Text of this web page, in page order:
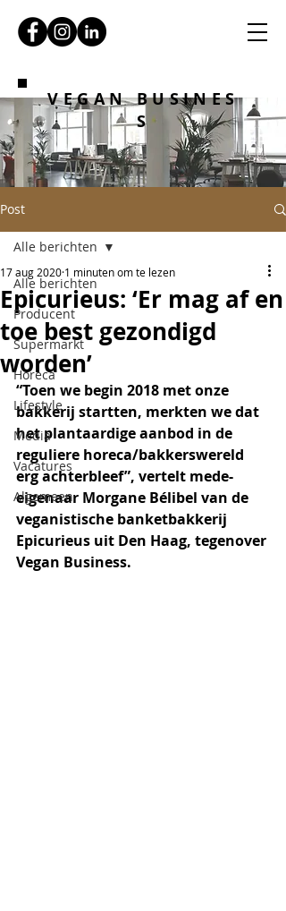
VEGAN BUSINES
S
Post
Alle berichten
Producent
Supermarkt
Horeca
Lifestyle
Media
Vacatures
Algemeen
Alle berichten
Epicurieus: ‘Er mag af en
toe best gezondigd
worden’
17 aug 2020 1 minuten om te lezen
“Toen we begin 2018 met onze
bakkerij startten, merkten we dat
het plantaardige aanbod in de
reguliere horeca/bakkerswereld
erg achterbleef”, vertelt mede-
eigenaar Morgane Bélibel van de
veganistische banketbakkerij
Epicurieus uit Den Haag, tegenover
Vegan Business.